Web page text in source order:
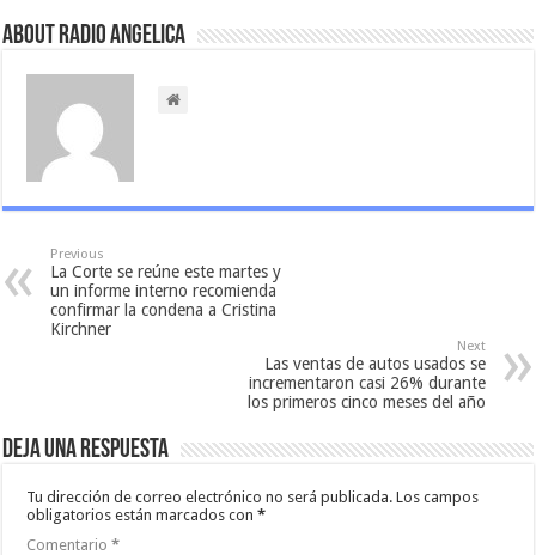
About Radio Angelica
Previous
La Corte se reúne este martes y
un informe interno recomienda
confirmar la condena a Cristina
Kirchner
Next
Las ventas de autos usados se
incrementaron casi 26% durante
los primeros cinco meses del año
Deja una respuesta
Tu dirección de correo electrónico no será publicada. Los campos
obligatorios están marcados con*
Comentario*